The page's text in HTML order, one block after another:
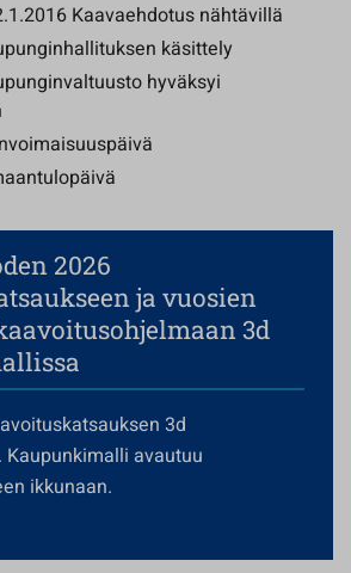
Kaavaehdotus nähtävillä
käsittely
hyväksyi
2026
ja vuosien
3d
3d
avautuu
ikkunaan.